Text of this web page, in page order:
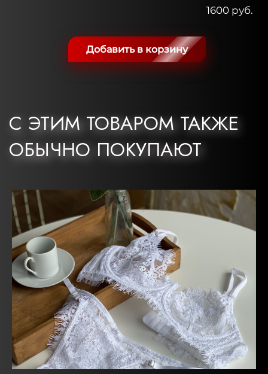
1600 руб.
Добавить в корзину
С ЭТИМ ТОВАРОМ ТАКЖЕ
ОБЫЧНО ПОКУПАЮТ